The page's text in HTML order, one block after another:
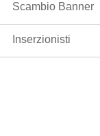
Scambio Banner
Inserzionisti